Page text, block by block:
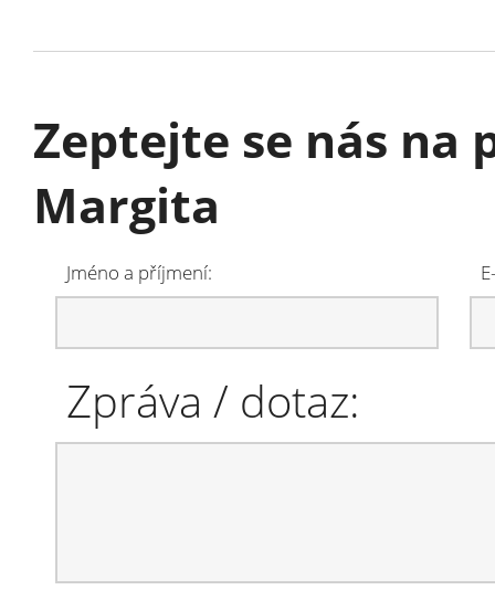
Zeptejte se nás na
Margita
Jméno a příjmení:
Zpráva / dotaz: